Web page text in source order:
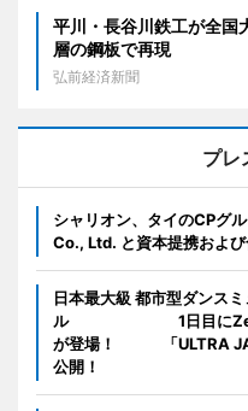
平川・長谷川鉄工が全
層の鋼板で再現
弘前経済新聞
プレ
シャリオン、タイのCPグ
Co., Ltd. と資本提携およ
日本最大級 都市型ダンス
ル 1日目にZedd
が登場！ 「ULTRA
公開！